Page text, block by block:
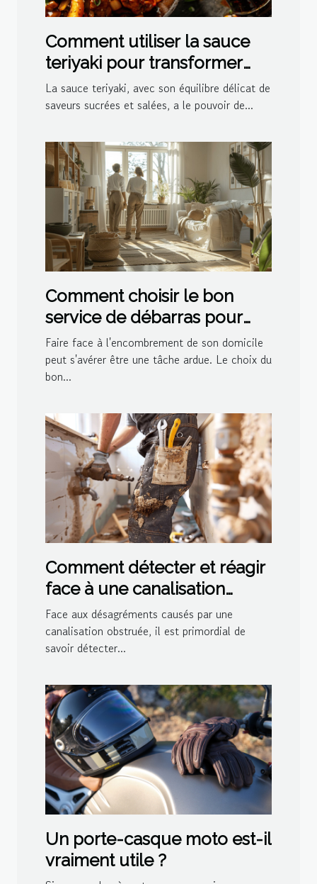
Comment utiliser la sauce
teriyaki pour transformer
vos plats
La sauce teriyaki, avec son équilibre délicat de
saveurs sucrées et salées, a le pouvoir de...
Comment choisir le bon
service de débarras pour
votre domicile
Faire face à l'encombrement de son domicile
peut s'avérer être une tâche ardue. Le choix du
bon...
Comment détecter et réagir
face à une canalisation
bouchée
Face aux désagréments causés par une
canalisation obstruée, il est primordial de
savoir détecter...
Un porte-casque moto est-il
vraiment utile ?